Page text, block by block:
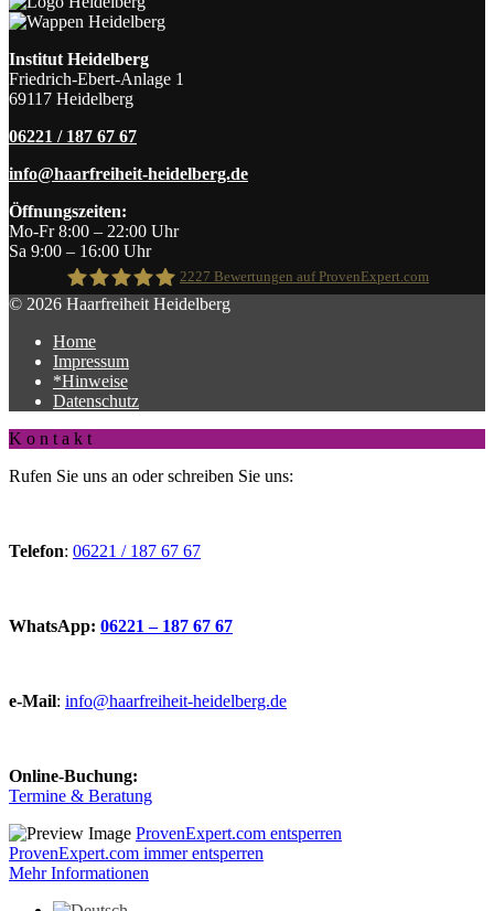
Institut Heidelberg
Friedrich-Ebert-Anlage 1
69117 Heidelberg
06221 / 187 67 67
info@haarfreiheit-heidelberg.de
Öffnungszeiten:
Mo-Fr 8:00 – 22:00 Uhr
Sa 9:00 – 16:00 Uhr
Haarfreiheit
2227 Bewertungen auf ProvenExpert.com
© 2026 Haarfreiheit Heidelberg
Home
Impressum
*Hinweise
Datenschutz
K o n t a k t
Rufen Sie uns an oder schreiben Sie uns:
Telefon: 06221 / 187 67 67
WhatsApp: 06221 – 187 67 67
e-Mail: info@haarfreiheit-heidelberg.de
Online-Buchung:
Termine & Beratung
ProvenExpert.com entsperren
ProvenExpert.com immer entsperren
Mehr Informationen